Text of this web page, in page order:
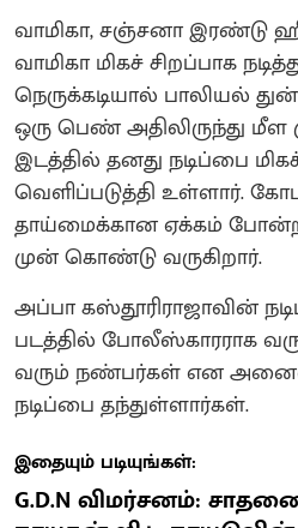
வாமிகா, சஞ்சனா இரண்டு
வாமிகா மிகச் சிறப்பாக
நெருக்கடியால் பாலியல்
ஒரு பெண் அதிலிருந்து மீள
இடத்தில் தனது நடிப்பை
வெளிப்படுத்தி உள்ளார்.
தாய்மைக்கான ஏக்கம்
முன் கொண்டு வருகிறார்.
அப்பா கஸ்தூரிராஜாவின்
படத்தில் போலீஸ்காரராக
வரும் நண்பர்கள் என
நடிப்பை தந்துள்ளார்கள்.
இதையும் படியுங்கள்:
G.D.N விமர்சனம்: